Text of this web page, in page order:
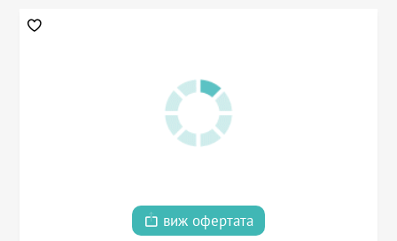
виж офертата